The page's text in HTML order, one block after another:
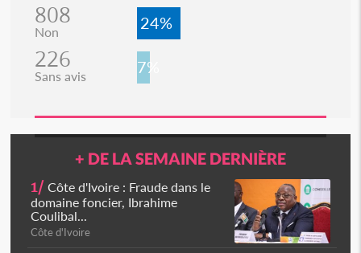
808
Non 24%
226
Sans avis 7%
+ DE LA SEMAINE DERNIÈRE
1/ Côte d'Ivoire : Fraude dans le
domaine foncier, Ibrahime
Coulibal...
Côte d'Ivoire